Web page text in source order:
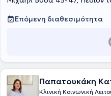
Επόμενη διαθεσιμότητα
Παπατουκάκη
Κλινική Κοινωνική